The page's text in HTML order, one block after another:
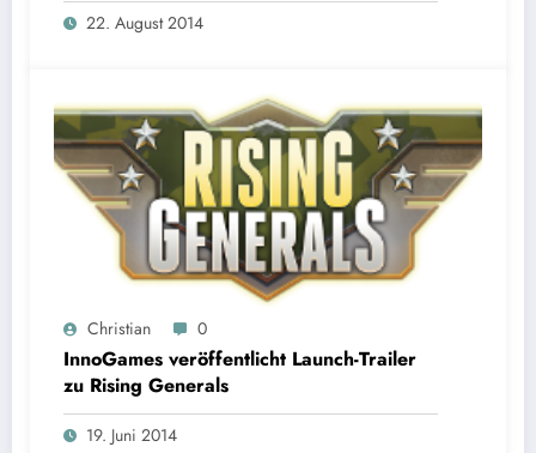
22. August 2014
Christian 0
InnoGames veröffentlicht Launch-Trailer
zu Rising Generals
19. Juni 2014